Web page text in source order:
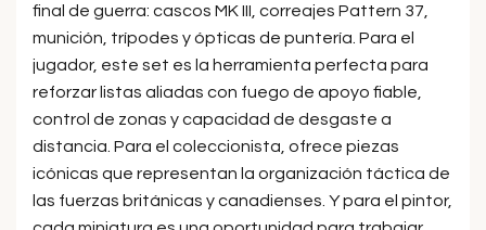
final de guerra: cascos MK III, correajes Pattern 37,
munición, trípodes y ópticas de puntería. Para el
jugador, este set es la herramienta perfecta para
reforzar listas aliadas con fuego de apoyo fiable,
control de zonas y capacidad de desgaste a
distancia. Para el coleccionista, ofrece piezas
icónicas que representan la organización táctica de
las fuerzas británicas y canadienses. Y para el pintor,